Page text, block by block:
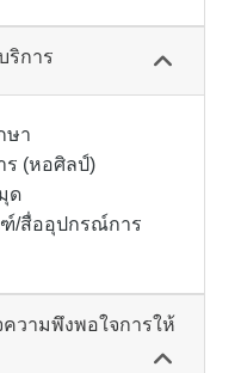
ริการ
ษา
ร (หอศิลป์)
ด
/สื่ออุปกรณ์การ
ความพึงพอใจการให้